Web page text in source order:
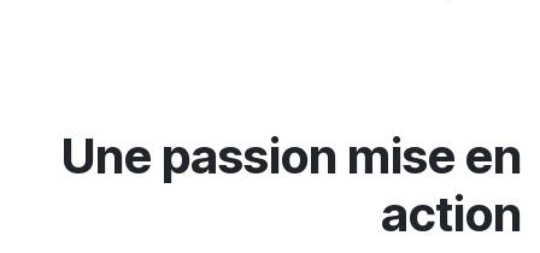
Une passion mise en
action